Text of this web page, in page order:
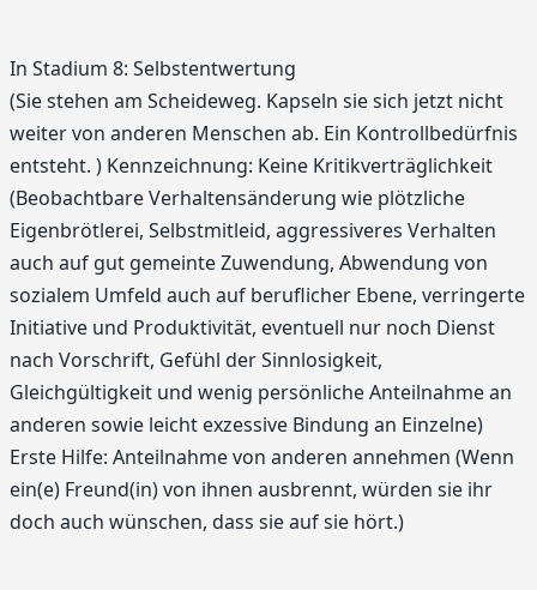
In Stadium 8: Selbstentwertung
(Sie stehen am Scheideweg. Kapseln sie sich jetzt nicht
weiter von anderen Menschen ab. Ein Kontrollbedürfnis
entsteht. ) Kennzeichnung: Keine Kritikverträglichkeit
(Beobachtbare Verhaltensänderung wie plötzliche
Eigenbrötlerei, Selbstmitleid, aggressiveres Verhalten
auch auf gut gemeinte Zuwendung, Abwendung von
sozialem Umfeld auch auf beruflicher Ebene, verringerte
Initiative und Produktivität, eventuell nur noch Dienst
nach Vorschrift, Gefühl der Sinnlosigkeit,
Gleichgültigkeit und wenig persönliche Anteilnahme an
anderen sowie leicht exzessive Bindung an Einzelne)
Erste Hilfe: Anteilnahme von anderen annehmen (Wenn
ein(e) Freund(in) von ihnen ausbrennt, würden sie ihr
doch auch wünschen, dass sie auf sie hört.)